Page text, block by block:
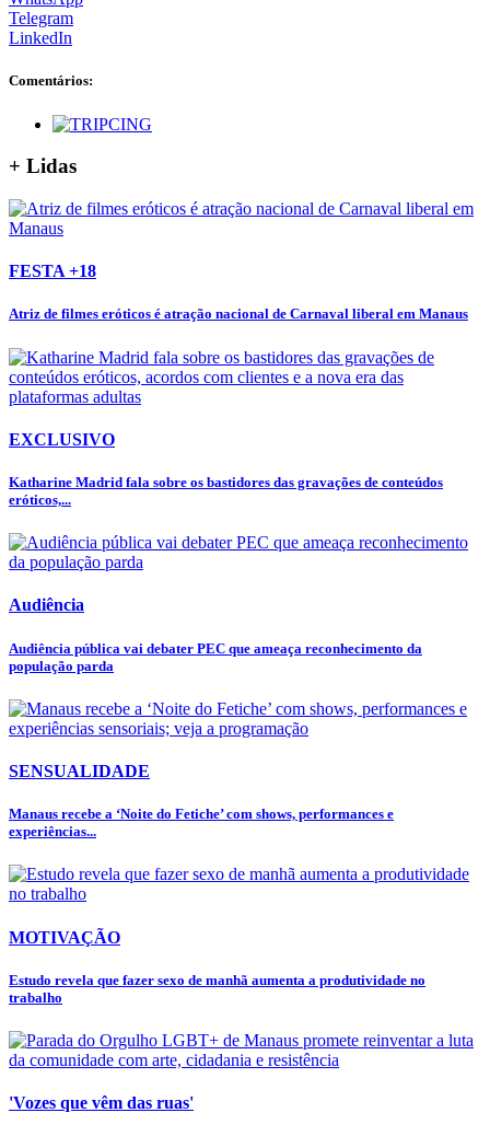
Telegram
LinkedIn
Comentários:
+ Lidas
FESTA +18
Atriz de filmes eróticos é atração nacional de Carnaval liberal em Manaus
EXCLUSIVO
Katharine Madrid fala sobre os bastidores das gravações de conteúdos
eróticos,...
Audiência
Audiência pública vai debater PEC que ameaça reconhecimento da
população parda
SENSUALIDADE
Manaus recebe a ‘Noite do Fetiche’ com shows, performances e
experiências...
MOTIVAÇÃO
Estudo revela que fazer sexo de manhã aumenta a produtividade no
trabalho
'Vozes que vêm das ruas'